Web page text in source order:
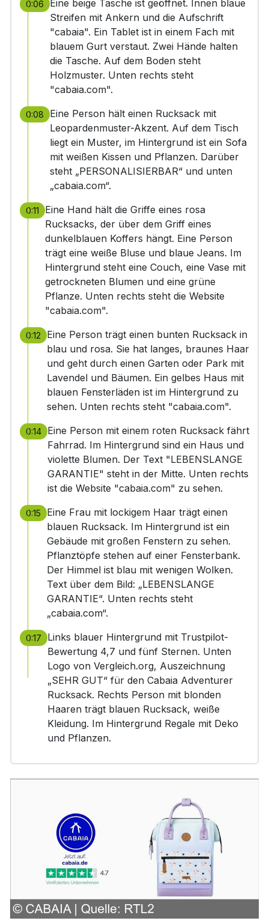
0:06
Eine beige Tasche ist geöffnet. Innen blaue
Streifen mit Ankern und die Aufschrift
"cabaia". Ein Tablet ist in einem Fach mit
blauem Gurt verstaut. Zwei Hände halten
die Tasche. Auf dem Boden steht
Holzmuster. Unten rechts steht
"cabaia.com".
0:08
Eine Person hält einen Rucksack mit
Leopardenmuster-Akzent. Auf dem Tisch
liegt ein Muster, im Hintergrund ist ein Sofa
mit weißen Kissen und Pflanzen. Darüber
steht „PERSONALISIERBAR“ und unten
„cabaia.com“.
0:11
Eine Hand hält die Griffe eines rosa
Rucksacks, der über dem Griff eines
dunkelblauen Koffers hängt. Eine Person
trägt eine weiße Bluse und blaue Jeans. Im
Hintergrund steht eine Couch, eine Vase mit
getrockneten Blumen und eine grüne
Pflanze. Unten rechts steht die Website
"cabaia.com".
0:12
Eine Person trägt einen bunten Rucksack in
blau und rosa. Sie hat langes, braunes Haar
und geht durch einen Garten oder Park mit
Lavendel und Bäumen. Ein gelbes Haus mit
blauen Fensterläden ist im Hintergrund zu
sehen. Unten rechts steht "cabaia.com".
0:14 Eine Person mit einem roten Rucksack fährt
Fahrrad. Im Hintergrund sind ein Haus und
violette Blumen. Der Text "LEBENSLANGE
GARANTIE" steht in der Mitte. Unten rechts
ist die Website "cabaia.com" zu sehen.
0:15
Eine Frau mit lockigem Haar trägt einen
blauen Rucksack. Im Hintergrund ist ein
Gebäude mit großen Fenstern zu sehen.
Pflanztöpfe stehen auf einer Fensterbank.
Der Himmel ist blau mit wenigen Wolken.
Text über dem Bild: „LEBENSLANGE
GARANTIE“. Unten rechts steht
„cabaia.com“.
0:17
Links blauer Hintergrund mit Trustpilot-
Bewertung 4,7 und fünf Sternen. Unten
Logo von Vergleich.org, Auszeichnung
„SEHR GUT“ für den Cabaia Adventurer
Rucksack. Rechts Person mit blonden
Haaren trägt blauen Rucksack, weiße
Kleidung. Im Hintergrund Regale mit Deko
und Pflanzen.